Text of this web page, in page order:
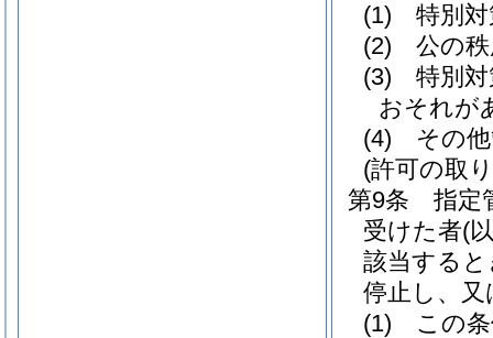
(1)
特別
(2)
公の
(3)
特別
おそれが
(4)
その
(許可の取
第9条
指定
受けた者(
該当する
停止し、
(1)
この